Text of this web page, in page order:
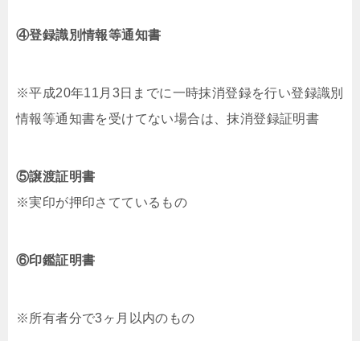
④登録識別情報等通知書
※平成20年11月3日までに一時抹消登録を行い登録識別
情報等通知書を受けてない場合は、抹消登録証明書
⑤譲渡証明書
※実印が押印さてているもの
⑥印鑑証明書
※所有者分で3ヶ月以内のもの